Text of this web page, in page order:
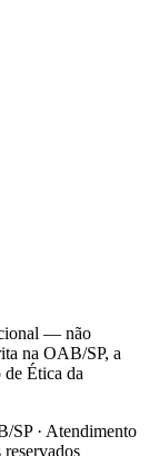
— não
na OAB/SP, a
Ética da
SP · Atendimento